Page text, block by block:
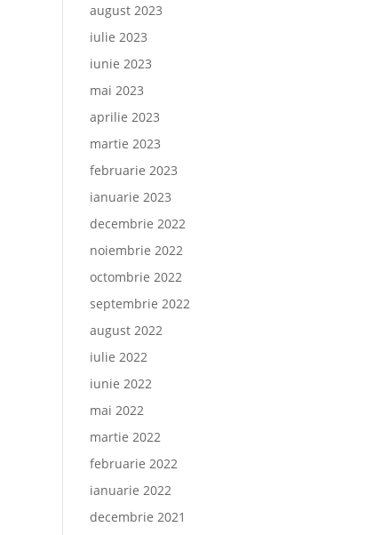
august 2023
iulie 2023
iunie 2023
mai 2023
aprilie 2023
martie 2023
februarie 2023
ianuarie 2023
decembrie 2022
noiembrie 2022
octombrie 2022
septembrie 2022
august 2022
iulie 2022
iunie 2022
mai 2022
martie 2022
februarie 2022
ianuarie 2022
decembrie 2021